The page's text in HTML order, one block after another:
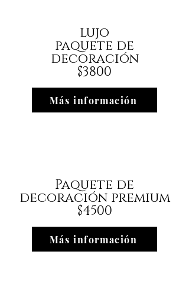
lujo
paquete de
decoración
$3800
Más información
Paquete de
decoración premium
$4500
Más información